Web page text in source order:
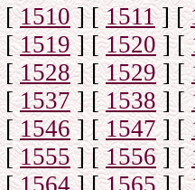
[1510] [1511] [
[1519] [1520] [
[1528] [1529] [
[1537] [1538] [
[1546] [1547] [
[1555] [1556] [
[1564] [1565] [